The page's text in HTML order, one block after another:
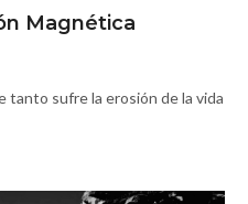
Magnética
tanto sufre la erosión de la vida